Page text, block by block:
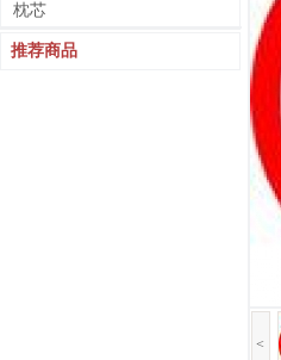
枕芯
推荐商品
<